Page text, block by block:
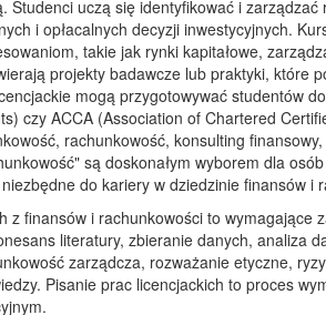
Studenci uczą się identyfikować i
i opłacalnych decyzji inwestycyjnych.
takie jak rynki kapitałowe,
projekty badawcze lub praktyki, które
mogą przygotowywać studentów
czy ACCA (Association of Chartered
rachunkowość, konsulting
są doskonałym wyborem dla
do kariery w dziedzinie finansów i
z finansów i rachunkowości to
literatury, zbieranie danych, analiza
zarządcza, rozważanie etyczne,
Pisanie prac licencjackich to proces